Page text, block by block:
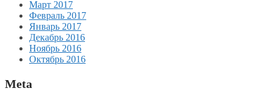
Март 2017
Февраль 2017
Январь 2017
Декабрь 2016
Ноябрь 2016
Октябрь 2016
Meta